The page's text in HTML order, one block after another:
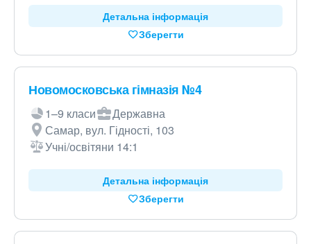
Детальна інформація
Зберегти
Новомосковська гімназія №4
1–9 класи
Державна
Самар, вул. Гідності, 103
Учні/освітяни 14:1
Детальна інформація
Зберегти